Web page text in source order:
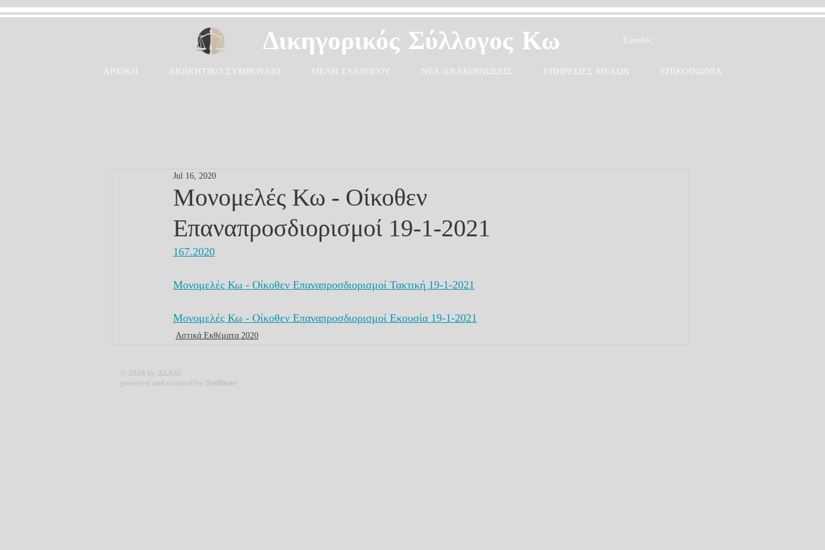
Δικηγορικός Σύλλογος Κω Είσοδος
ΑΡΧΙΚΗ ΔΙΟΙΚΗΤΙΚΟ ΣΥΜΒΟΥΛΙΟ ΜΕΛΗ ΣΥΛΛΟΓΟΥ ΝΕΑ/ΑΝΑΚΟΙΝΩΣΕΙΣ ΥΠΗΡΕΣΙΕΣ ΜΕΛΩΝ ΕΠΙΚΟΙΝΩΝΙΑ
Μονομελές Κω - Οίκοθεν
Επαναπροσδιορισμοί 19-1-2021
Jul 16, 2020
167.2020
Μονομελές Κω - Οίκοθεν Επαναπροσδιορισμοί Τακτική 19-1-2021
Μονομελές Κω - Οίκοθεν Επαναπροσδιορισμοί Εκουσία 19-1-2021
Αστικά Εκθέματα 2020
© 2026 by ΔΣΚΩ
powered and secured by thefixer